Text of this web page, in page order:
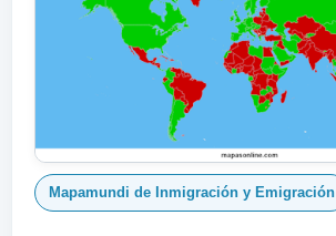
Mapamundi de Inmigración y Emigración